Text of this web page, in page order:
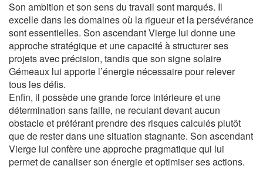
Son ambition et son sens du travail sont marqués. Il
excelle dans les domaines où la rigueur et la persévérance
sont essentielles. Son ascendant Vierge lui donne une
approche stratégique et une capacité à structurer ses
projets avec précision, tandis que son signe solaire
Gémeaux lui apporte l’énergie nécessaire pour relever
tous les défis.
Enfin, il possède une grande force intérieure et une
détermination sans faille, ne reculant devant aucun
obstacle et préférant prendre des risques calculés plutôt
que de rester dans une situation stagnante. Son ascendant
Vierge lui confère une approche pragmatique qui lui
permet de canaliser son énergie et optimiser ses actions.